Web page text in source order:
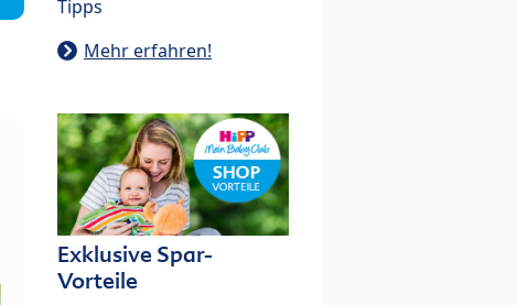
Tipps
Mehr erfahren!
Exklusive Spar-
Vorteile